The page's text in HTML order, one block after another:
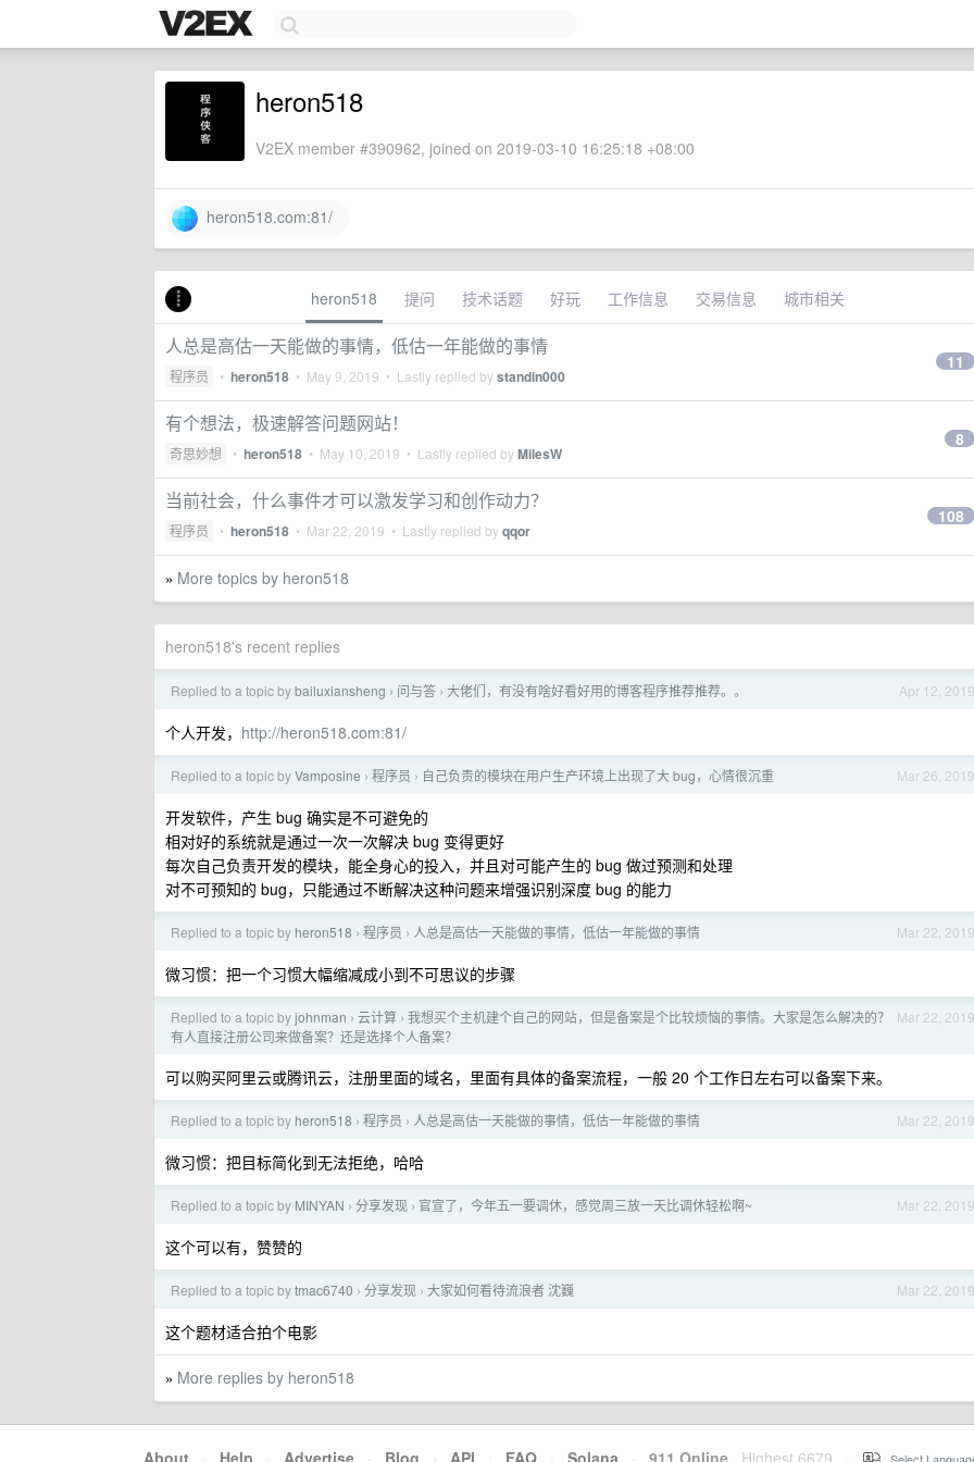
heron518
V2EX member #390962, joined on 2019-03-10 16:25:18 +08:00
heron518.com:81/
heron518 提问 技术话题 好玩 工作信息 交易信息 城市相关
人总是高估一天能做的事情，低估一年能做的事情
程序员 • heron518 • May 9, 2019 • Lastly replied bystandin000
11
有个想法，极速解答问题网站！
奇思妙想 • heron518 • May 10, 2019 • Lastly replied byMilesW
8
当前社会，什么事件才可以激发学习和创作动力？
程序员 • heron518 • Mar 22, 2019 • Lastly replied byqqor
108
» More topics by heron518
heron518's recent replies
Apr 12, 2019
Replied to a topic bybailuxiansheng › 问与答 › 大佬们，有没有啥好看好用的博客程序推荐推荐。。
个人开发， http://heron518.com:81/
Mar 26, 2019
Replied to a topic byVamposine › 程序员 › 自己负责的模块在用户生产环境上出现了大 bug，心情很沉重
开发软件，产生 bug 确实是不可避免的
相对好的系统就是通过一次一次解决 bug 变得更好
每次自己负责开发的模块，能全身心的投入，并且对可能产生的 bug 做过预测和处理
对不可预知的 bug，只能通过不断解决这种问题来增强识别深度 bug 的能力
Mar 22, 2019
Replied to a topic by heron518 › 程序员 › 人总是高估一天能做的事情，低估一年能做的事情
微习惯：把一个习惯大幅缩减成小到不可思议的步骤
Mar 22, 2019
Replied to a topic byjohnman › 云计算 › 我想买个主机建个自己的网站，但是备案是个比较烦恼的事情。大家是怎么解决的？
有人直接注册公司来做备案？还是选择个人备案？
可以购买阿里云或腾讯云，注册里面的域名，里面有具体的备案流程，一般 20 个工作日左右可以备案下来。
Mar 22, 2019
Replied to a topic by heron518 › 程序员 › 人总是高估一天能做的事情，低估一年能做的事情
微习惯：把目标简化到无法拒绝，哈哈
Mar 22, 2019
Replied to a topic by MINYAN › 分享发现 › 官宣了，今年五一要调休，感觉周三放一天比调休轻松啊~
这个可以有，赞赞的
Mar 22, 2019
Replied to a topic bytmac6740 › 分享发现 › 大家如何看待流浪者 沈巍
这个题材适合拍个电影
» More replies by heron518
About · Help · Advertise · Blog · API · FAQ · Solana · 911 Online Highest 6679